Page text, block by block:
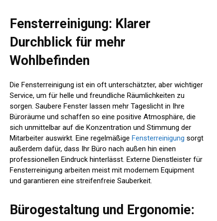
Fensterreinigung: Klarer
Durchblick für mehr
Wohlbefinden
Die Fensterreinigung ist ein oft unterschätzter, aber wichtiger
Service, um für helle und freundliche Räumlichkeiten zu
sorgen. Saubere Fenster lassen mehr Tageslicht in Ihre
Büroräume und schaffen so eine positive Atmosphäre, die
sich unmittelbar auf die Konzentration und Stimmung der
Mitarbeiter auswirkt. Eine regelmäßige Fensterreinigung sorgt
außerdem dafür, dass Ihr Büro nach außen hin einen
professionellen Eindruck hinterlässt. Externe Dienstleister für
Fensterreinigung arbeiten meist mit modernem Equipment
und garantieren eine streifenfreie Sauberkeit.
Bürogestaltung und Ergonomie: